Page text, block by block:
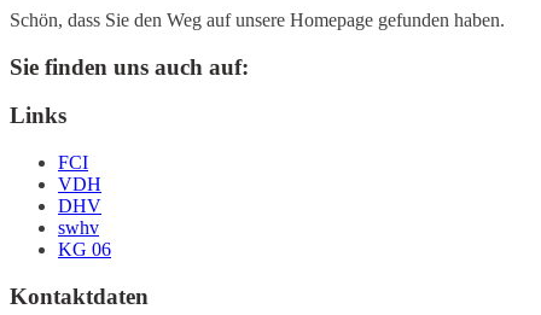
Schön, dass Sie den Weg auf unsere Homepage gefunden haben.
Sie finden uns auch auf:
Links
FCI
VDH
DHV
swhv
KG 06
Kontaktdaten